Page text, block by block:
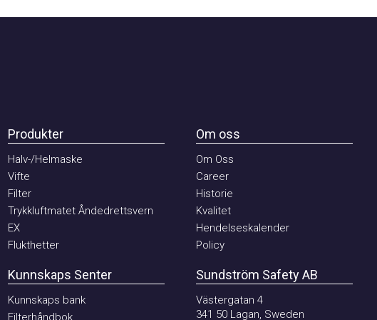
Produkter
Halv-/Helmaske
Vifte
Filter
Trykkluftmatet Åndedrettsvern
Flukthetter
Kunnskaps Senter
Kunnskaps bank
Filterhåndbok
Om oss
Om Oss
Career
Historie
Kvalitet
Hendelseskalender
Policy
Sundström Safety AB
Västergatan 4
341 50 Lagan, Sweden